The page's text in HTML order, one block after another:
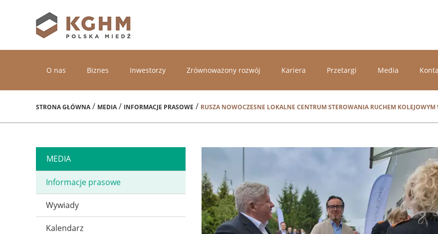
O nas Biznes Inwestorzy Zrównoważony rozwój Kariera Przetargi Media
STRONA GŁÓWNA/ MEDIA/ INFORMACJE PRASOWE / RUSZA NOWOCZESNE LOKALNE CENTRUM STEROWANIA RUCHEM
MEDIA
Informacje prasowe
Wywiady
Kalendarz